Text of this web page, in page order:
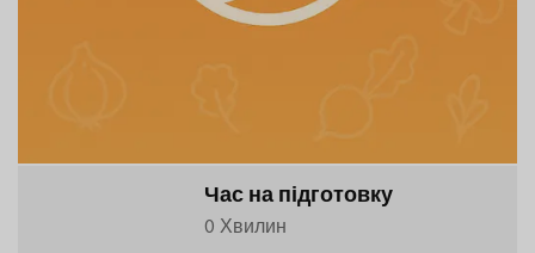
Час на підготовку
0 Хвилин